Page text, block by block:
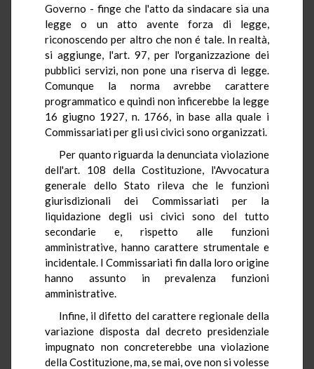
Governo - finge che l'atto da sindacare sia una
legge o un atto avente forza di legge,
riconoscendo per altro che non é tale. In realtà,
si aggiunge, l'art. 97, per l'organizzazione dei
pubblici servizi, non pone una riserva di legge.
Comunque la norma avrebbe carattere
programmatico e quindi non inficerebbe la legge
16 giugno 1927, n. 1766, in base alla quale i
Commissariati per gli usi civici sono organizzati.
Per quanto riguarda la denunciata violazione
dell'art. 108 della Costituzione, l'Avvocatura
generale dello Stato rileva che le funzioni
giurisdizionali dei Commissariati per la
liquidazione degli usi civici sono del tutto
secondarie e, rispetto alle funzioni
amministrative, hanno carattere strumentale e
incidentale. I Commissariati fin dalla loro origine
hanno assunto in prevalenza funzioni
amministrative.
Infine, il difetto del carattere regionale della
variazione disposta dal decreto presidenziale
impugnato non concreterebbe una violazione
della Costituzione, ma, se mai, ove non si volesse